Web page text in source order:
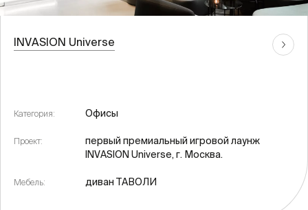
INVASION Universe
Категория: Офисы
Проект:
первый премиальный игровой лаунж
INVASION Universe, г. Москва.
Мебель: диван ТАВОЛИ